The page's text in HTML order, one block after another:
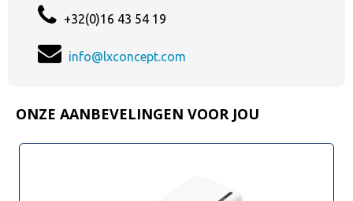
+32(0)16 43 54 19
info@lxconcept.com
ONZE AANBEVELINGEN VOOR JOU